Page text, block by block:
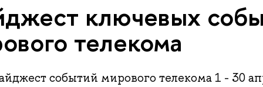
ключевых
телекома
событий мирового телекома 1 - 30